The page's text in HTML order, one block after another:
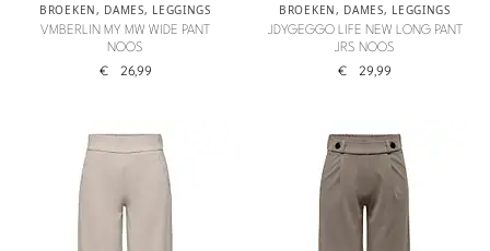
BROEKEN, DAMES, LEGGINGS
VMBERLIN MY MW WIDE PANT
NOOS
€ 26,99
BROEKEN, DAMES, LEGGINGS
JDYGEGGO LIFE NEW LONG PANT
JRS NOOS
€ 29,99